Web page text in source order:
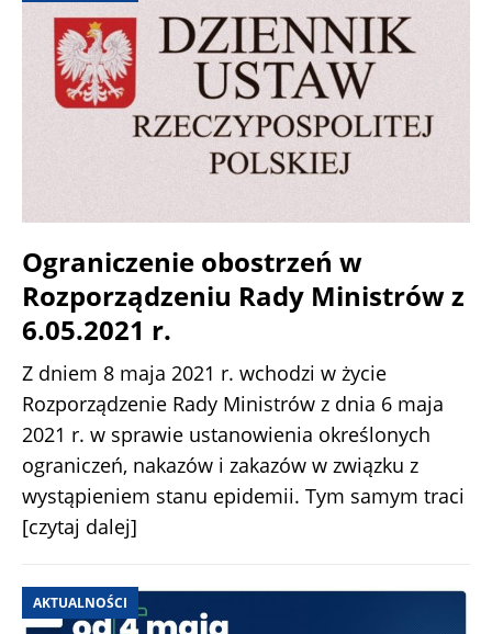
Ograniczenie obostrzeń w
Rozporządzeniu Rady Ministrów z
6.05.2021 r.
Z dniem 8 maja 2021 r. wchodzi w życie
Rozporządzenie Rady Ministrów z dnia 6 maja
2021 r. w sprawie ustanowienia określonych
ograniczeń, nakazów i zakazów w związku z
wystąpieniem stanu epidemii. Tym samym traci
[czytaj dalej]
AKTUALNOŚCI